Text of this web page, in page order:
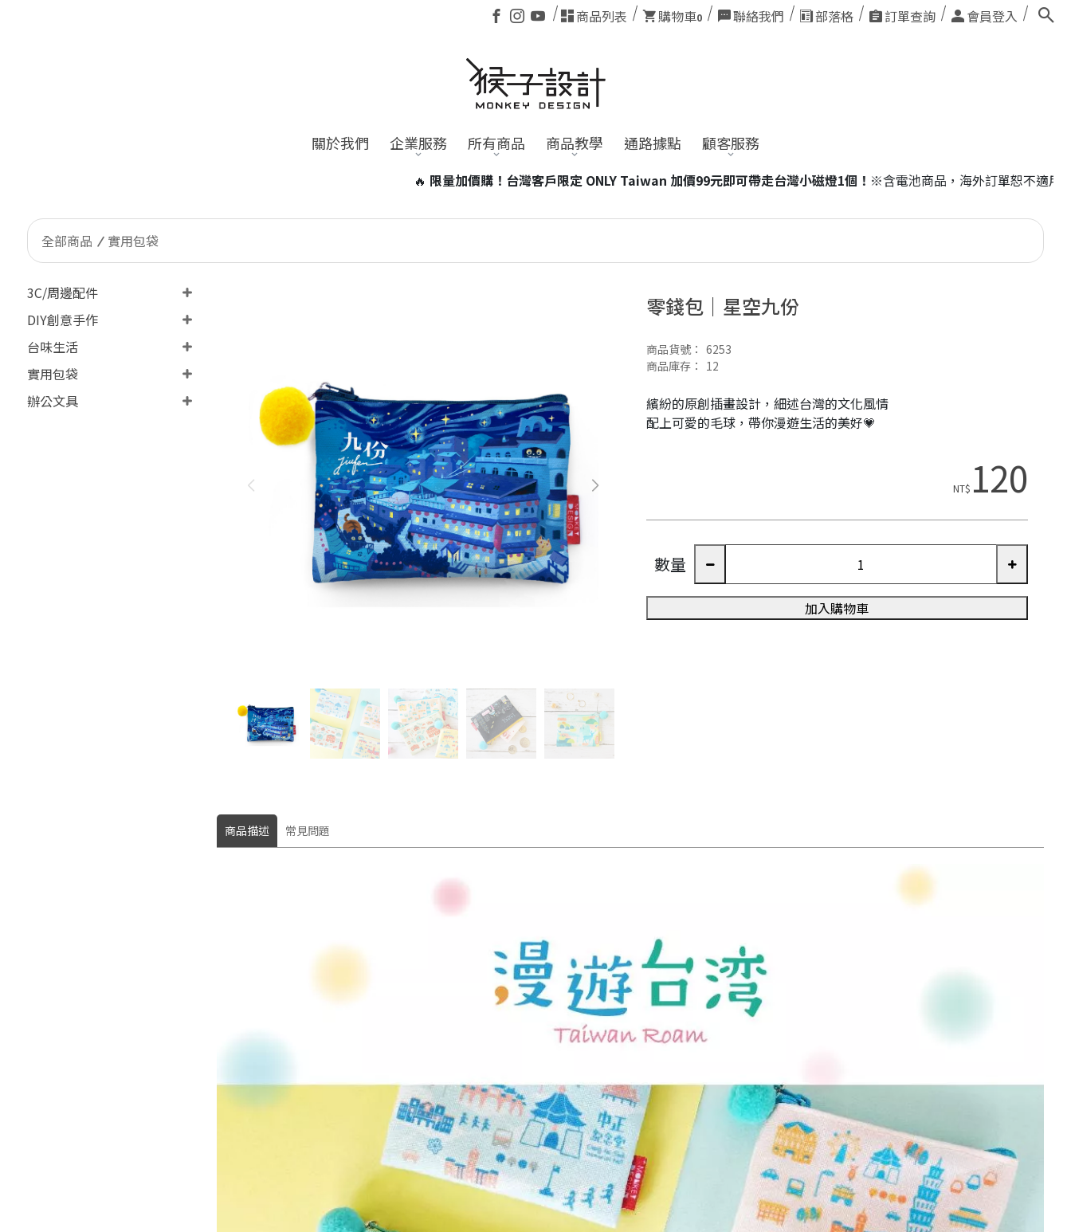
商品列表 購物車0 聯絡我們 部落格 訂單查詢 會員登入
關於我們 企業服務 所有商品 商品教學 通路據點 顧客服務
限量加價購！台灣客戶限定 ONLY Taiwan 加價99元即可帶走台灣小磁燈1個！※含電池商品，海外訂單恕不適用。
全部商品 實用包袋
3C/周邊配件
DIY創意手作
台味生活
實用包袋
辦公文具
零錢包｜星空九份
商品貨號： 6253
商品庫存： 12
繽紛的原創插畫設計，細述台灣的文化風情
配上可愛的毛球，帶你漫遊生活的美好💗
NT$ 120
數量
加入購物車
商品描述 常見問題